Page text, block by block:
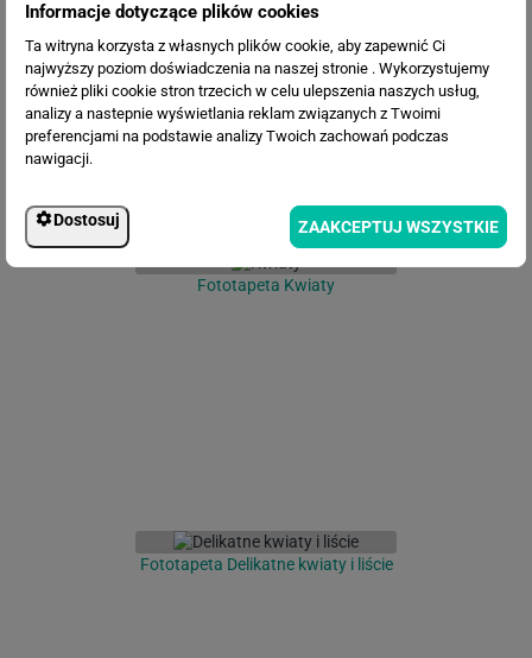
Fototapeta Polne Maki
Fototapeta Kwiaty
Fototapeta Delikatne kwiaty i liście
Informacje dotyczące plików cookies
Ta witryna korzysta z własnych plików cookie, aby zapewnić Ci
najwyższy poziom doświadczenia na naszej stronie . Wykorzystujemy
również pliki cookie stron trzecich w celu ulepszenia naszych usług,
analizy a nastepnie wyświetlania reklam związanych z Twoimi
preferencjami na podstawie analizy Twoich zachowań podczas
nawigacji.
Dostosuj ZAAKCEPTUJ WSZYSTKIE